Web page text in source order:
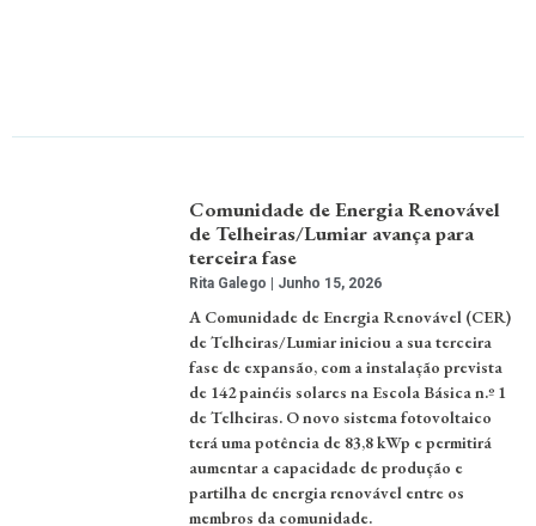
Comunidade de Energia Renovável
de Telheiras/Lumiar avança para
terceira fase
Rita Galego Junho 15, 2026
A Comunidade de Energia Renovável (CER)
de Telheiras/Lumiar iniciou a sua terceira
fase de expansão, com a instalação prevista
de 142 painéis solares na Escola Básica n.º 1
de Telheiras. O novo sistema fotovoltaico
terá uma potência de 83,8 kWp e permitirá
aumentar a capacidade de produção e
partilha de energia renovável entre os
membros da comunidade.